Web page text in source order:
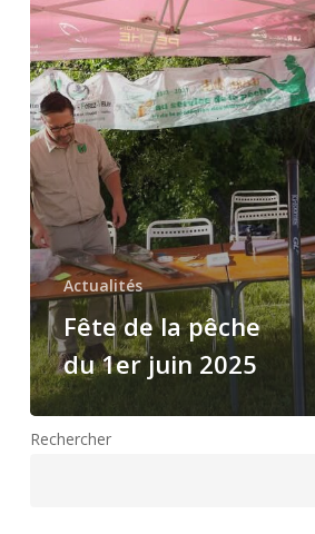
1er
juin
2025
Actualités
Fête de la pêche
du 1er juin 2025
Rechercher